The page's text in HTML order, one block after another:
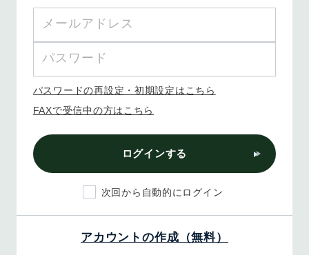
パスワードの再設定・初期設定はこちら
FAXで受信中の方はこちら
ログインする
次回から自動的にログイン
アカウントの作成（無料）